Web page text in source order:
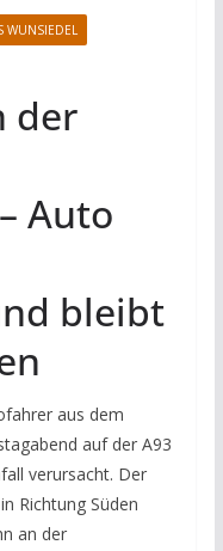
WUNSIEDEL
der
Auto
bleibt
aus dem
auf der A93
verursacht. Der
Richtung Süden
an der